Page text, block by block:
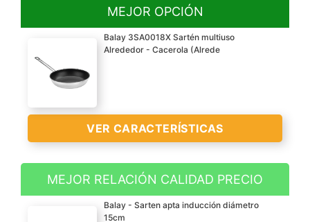
MEJOR OPCIÓN
Balay 3SA0018X Sartén multiuso
Alrededor - Cacerola (Alrede
VER CARACTERÍSTICAS
Hecha de acero
inoxidable y material
MEJOR RELACIÓN CALIDAD PRECIO
Balay - Sarten apta inducción diámetro
15cm